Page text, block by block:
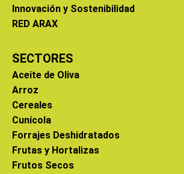
Innovación y Sostenibilidad
RED ARAX
SECTORES
Aceite de Oliva
Arroz
Cereales
Cunícola
Forrajes Deshidratados
Frutas y Hortalizas
Frutos Secos